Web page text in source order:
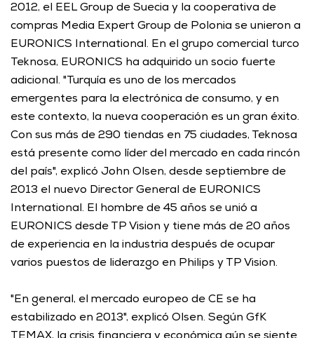
2012, el EEL Group de Suecia y la cooperativa de
compras Media Expert Group de Polonia se unieron a
EURONICS International. En el grupo comercial turco
Teknosa, EURONICS ha adquirido un socio fuerte
adicional. "Turquía es uno de los mercados
emergentes para la electrónica de consumo, y en
este contexto, la nueva cooperación es un gran éxito.
Con sus más de 290 tiendas en 75 ciudades, Teknosa
está presente como líder del mercado en cada rincón
del país", explicó John Olsen, desde septiembre de
2013 el nuevo Director General de EURONICS
International. El hombre de 45 años se unió a
EURONICS desde TP Vision y tiene más de 20 años
de experiencia en la industria después de ocupar
varios puestos de liderazgo en Philips y TP Vision.
"En general, el mercado europeo de CE se ha
estabilizado en 2013", explicó Olsen. Según GfK